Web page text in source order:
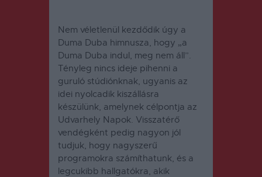
Nem véletlenül kezdődik úgy a
Duma Duba himnusza, hogy „a
Duma Duba indul, meg nem áll”.
Tényleg nincs ideje pihenni a
guruló stúdiónknak, ugyanis az
idei nyolcadik kiszállásra
készülünk, amelynek célpontja az
Udvarhely Napok. Visszatérő
vendégként pedig nagyon jól
tudjuk, hogy nagyszerű
programokra számíthatunk, és a
legcukibb hallgatókra, akik